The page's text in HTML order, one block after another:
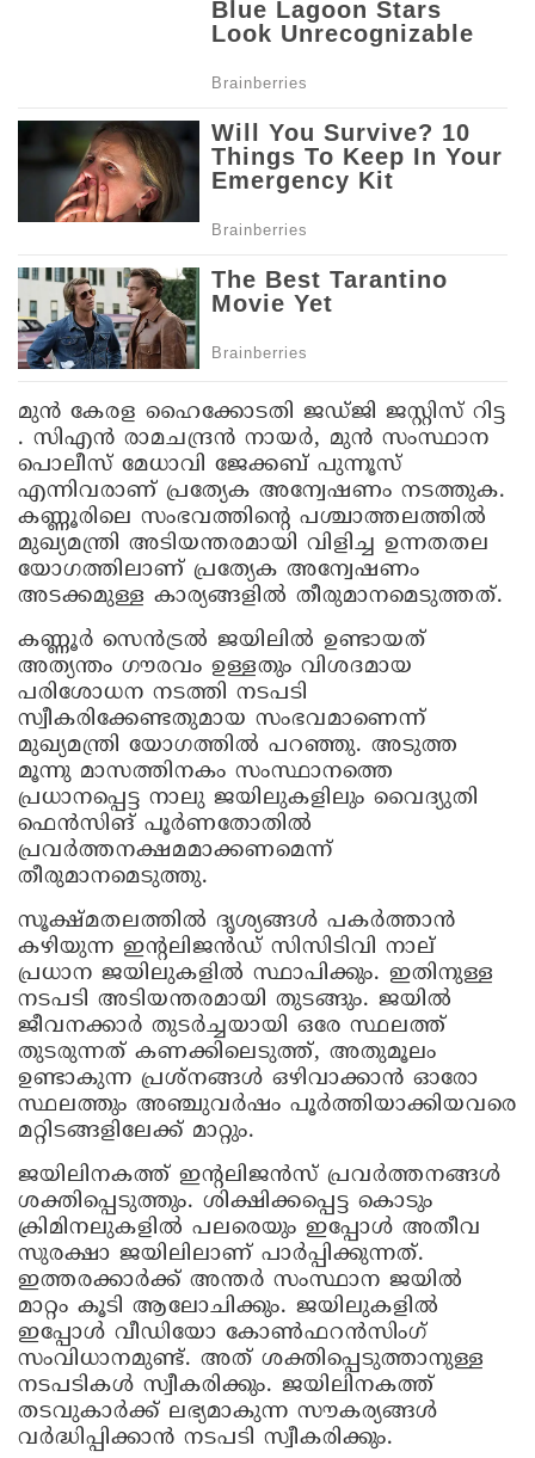
മുൻ കേരള ഹൈക്കോടതി ജഡ്ജി ജസ്റ്റിസ് റിട്ട
. സിഎൻ രാമചന്ദ്രൻ നായർ, മുൻ സംസ്ഥാന
പൊലീസ് മേധാവി ജേക്കബ് പുന്നൂസ്
എന്നിവരാണ് പ്രത്യേക അന്വേഷണം നടത്തുക.
കണ്ണൂരിലെ സംഭവത്തിന്റെ പശ്ചാത്തലത്തിൽ
മുഖ്യമന്ത്രി അടിയന്തരമായി വിളിച്ച ഉന്നതതല
യോഗത്തിലാണ് പ്രത്യേക അന്വേഷണം
അടക്കമുള്ള കാര്യങ്ങളിൽ തീരുമാനമെടുത്തത്.
കണ്ണൂർ സെൻട്രൽ ജയിലിൽ ഉണ്ടായത്
അത്യന്തം ഗൗരവം ഉള്ളതും വിശദമായ
പരിശോധന നടത്തി നടപടി
സ്വീകരിക്കേണ്ടതുമായ സംഭവമാണെന്ന്
മുഖ്യമന്ത്രി യോഗത്തിൽ പറഞ്ഞു. അടുത്ത
മൂന്നു മാസത്തിനകം സംസ്ഥാനത്തെ
പ്രധാനപ്പെട്ട നാലു ജയിലുകളിലും വൈദ്യുതി
ഫെൻസിങ് പൂർണതോതിൽ
പ്രവർത്തനക്ഷമമാക്കണമെന്ന്
തീരുമാനമെടുത്തു.
സൂക്ഷ്മതലത്തിൽ ദൃശ്യങ്ങൾ പകർത്താൻ
കഴിയുന്ന ഇന്റലിജൻഡ് സിസിടിവി നാല്
പ്രധാന ജയിലുകളിൽ സ്ഥാപിക്കും. ഇതിനുള്ള
നടപടി അടിയന്തരമായി തുടങ്ങും. ജയിൽ
ജീവനക്കാർ തുടർച്ചയായി ഒരേ സ്ഥലത്ത്
തുടരുന്നത് കണക്കിലെടുത്ത്, അതുമൂലം
ഉണ്ടാകുന്ന പ്രശ്നങ്ങൾ ഒഴിവാക്കാൻ ഓരോ
സ്ഥലത്തും അഞ്ചുവർഷം പൂർത്തിയാക്കിയവരെ
മറ്റിടങ്ങളിലേക്ക് മാറ്റും.
ജയിലിനകത്ത് ഇൻ്റലിജൻസ് പ്രവർത്തനങ്ങൾ
ശക്തിപ്പെടുത്തും. ശിക്ഷിക്കപ്പെട്ട കൊടും
ക്രിമിനലുകളിൽ പലരെയും ഇപ്പോൾ അതീവ
സുരക്ഷാ ജയിലിലാണ് പാർപ്പിക്കുന്നത്.
ഇത്തരക്കാർക്ക് അന്തർ സംസ്ഥാന ജയിൽ
മാറ്റം കൂടി ആലോചിക്കും. ജയിലുകളിൽ
ഇപ്പോൾ വീഡിയോ കോൺഫറൻസിംഗ്
സംവിധാനമുണ്ട്. അത് ശക്തിപ്പെടുത്താനുള്ള
നടപടികൾ സ്വീകരിക്കും. ജയിലിനകത്ത്
തടവുകാർക്ക് ലഭ്യമാകുന്ന സൗകര്യങ്ങൾ
വർദ്ധിപ്പിക്കാൻ നടപടി സ്വീകരിക്കും.